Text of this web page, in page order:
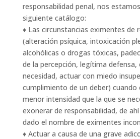
responsabilidad penal, nos
siguiente catálogo:
♦ Las circunstancias eximentes de
(alteración psíquica, intoxicación
alcohólicas o drogas tóxicas,
de la percepción, legítima defensa,
necesidad, actuar con miedo
cumplimiento de un deber) cuando
menor intensidad que la que se
exonerar de responsabilidad, de
dado el nombre de eximentes
♦ Actuar a causa de una grave